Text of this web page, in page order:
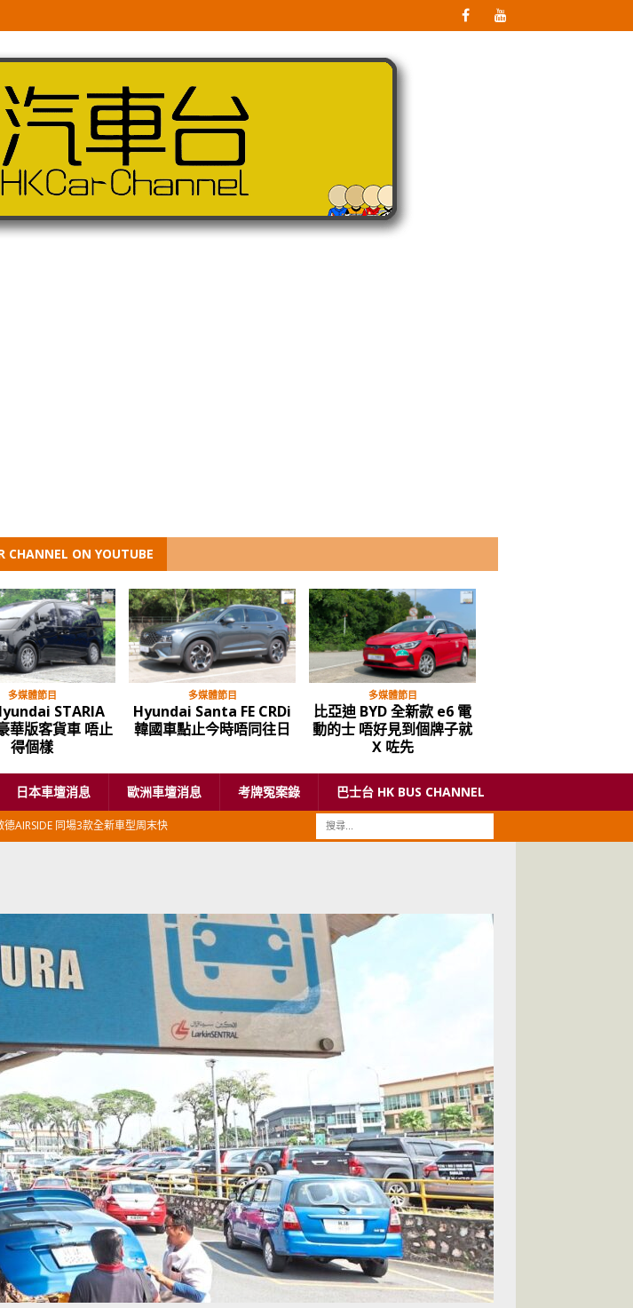
CHANNEL ON YOUTUBE
多媒體節目
STARIA
華版客貨車 唔止
得個樣
多媒體節目
Hyundai Santa FE CRDi
韓國車點止今時唔同往日
多媒體節目
比亞迪 BYD 全新款 e6 電
動的士 唔好見到個牌子就
X 咗先
日本車壇消息 歐洲車壇消息 考牌冤案錄 巴士台 HK BUS CHANNEL
AIRSIDE 同場3款全新車型周末快
型玩具
東南亞汽車
源，由抽盲盒開始
交通評論
家唔止回唔到家 跣司機勁過謝拉特
五花大綁 司機哽唔落都要硬哽到
運車輛服務業
運輸政策
Impossible 但 Uber 唔止話之
交通評論